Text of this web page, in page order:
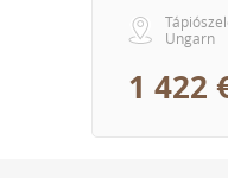
Ungarn
1 422